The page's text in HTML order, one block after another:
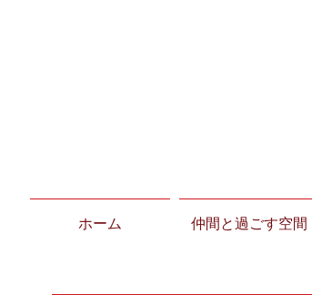
ホーム 仲間と過ごす空間